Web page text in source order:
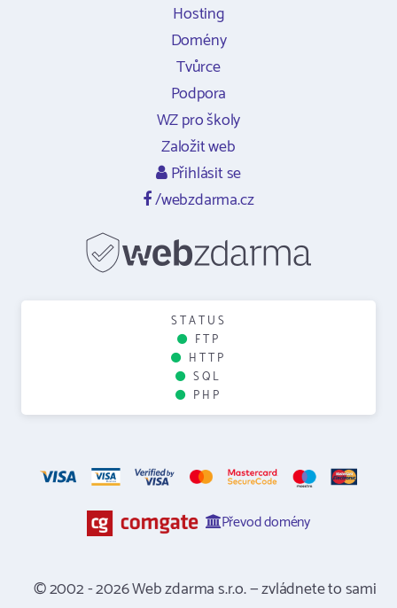
Hosting
Domény
Tvůrce
Podpora
WZ pro školy
Založit web
Přihlásit se
/webzdarma.cz
STATUS
FTP
HTTP
SQL
PHP
Převod domény
© 2002 - 2026 Web zdarma s.r.o. — zvládnete to sami